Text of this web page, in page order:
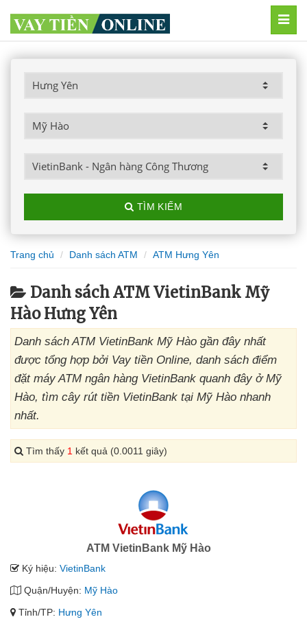
TÌM KIẾM
Trang chủ Danh sách ATM ATM Hưng Yên
Danh sách ATM VietinBank Mỹ
Hào Hưng Yên
Danh sách ATM VietinBank Mỹ Hào gần đây nhất
được tổng hợp bởi Vay tiền Online, danh sách điểm
đặt máy ATM ngân hàng VietinBank quanh đây ở Mỹ
Hào, tìm cây rút tiền VietinBank tại Mỹ Hào nhanh
nhất.
Tìm thấy 1 kết quả (0.0011 giây)
ATM VietinBank Mỹ Hào
Ký hiệu: VietinBank
Quận/Huyện: Mỹ Hào
Tỉnh/TP: Hưng Yên